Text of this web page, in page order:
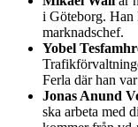
i Göteborg. Han
marknadschef.
Yobel
Ferla där han
Jonas Anund
ska arbeta med